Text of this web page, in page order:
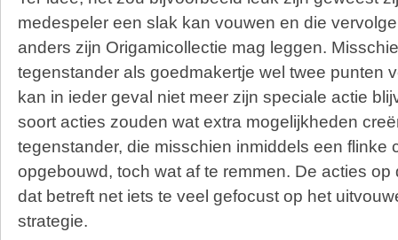
medespeler een slak kan vouwen en die
anders zijn Origamicollectie mag leggen.
tegenstander als goedmakertje wel twee punten
kan in ieder geval niet meer zijn speciale actie
soort acties zouden wat extra mogelijkheden
tegenstander, die misschien inmiddels een flinke
opgebouwd, toch wat af te remmen. De acties op
dat betreft net iets te veel gefocust op het
strategie.